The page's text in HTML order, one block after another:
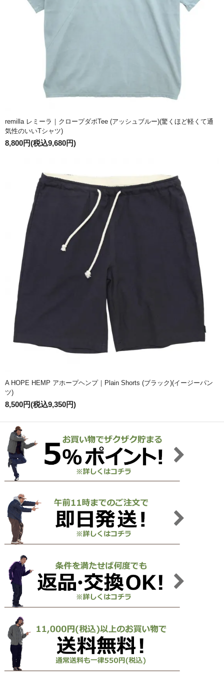
remilla レミーラ｜クロープダボTee (アッシュブルー)(驚くほど軽くて通
気性のいいTシャツ)
8,800円(税込9,680円)
A HOPE HEMP アホープヘンプ｜Plain Shorts (ブラック)(イージーパン
ツ)
8,500円(税込9,350円)